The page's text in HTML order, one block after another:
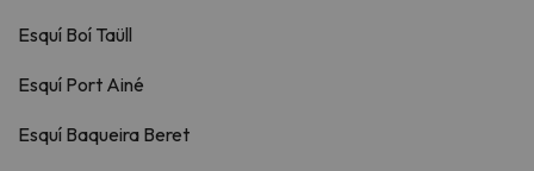
Esquí Boí Taüll
Esquí Port Ainé
Esquí Baqueira Beret